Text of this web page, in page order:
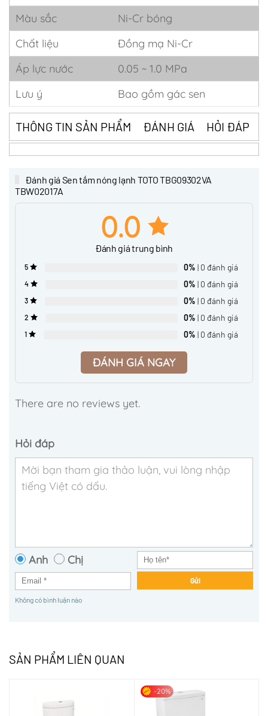
Màu sắc
Ni-Cr bóng
Chất liệu
Đồng mạ Ni-Cr
Áp lực nước
0.05 ~ 1.0 MPa
Lưu ý
Bao gồm gác sen
THÔNG TIN SẢN PHẨM ĐÁNH GIÁ HỎI ĐÁP
Đánh giá Sen tắm nóng lạnh TOTO TBG09302VA
TBW02017A
0.0
Đánh giá trung bình
5 0% | 0 đánh giá
4 0% | 0 đánh giá
3 0% | 0 đánh giá
2 0% | 0 đánh giá
1 0% | 0 đánh giá
ĐÁNH GIÁ NGAY
There are no reviews yet.
Hỏi đáp
Anh Chị
Gửi
Không có bình luận nào
SẢN PHẨM LIÊN QUAN
-20%